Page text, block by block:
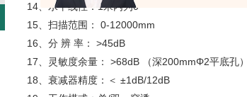
14、水平线性：1米内为0
15、扫描范围： 0-12000mm
16、分 辨 率： >45dB
17、灵敏度余量： >68dB （深200mmΦ2平底孔）
18、衰减器精度：＜ ±1dB/12dB